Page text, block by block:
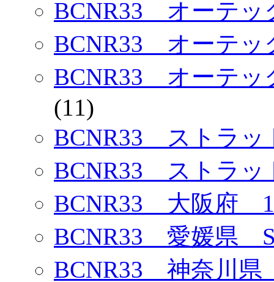
BCNR33 オーテ
BCNR33 オーテ
BCNR33 オーテ
(11)
BCNR33 ストラッ
BCNR33 ストラッ
BCNR33 大阪府
BCNR33 愛媛県
BCNR33 神奈川